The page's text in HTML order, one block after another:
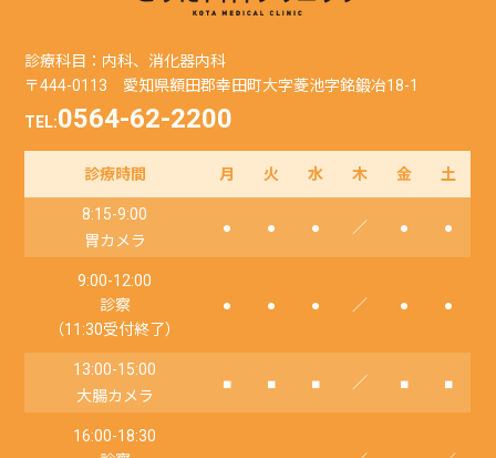
診療科目：内科、消化器内科
〒444-0113 愛知県額田郡幸田町大字菱池字銘鍛冶18-1
TEL:0564-62-2200
診療時間 月 火 水 木 金 土
8:15-9:00
胃カメラ
● ● ● ／ ● ●
9:00-12:00
診察
（11:30受付終了）
● ● ● ／ ● ●
13:00-15:00
大腸カメラ
■ ■ ■ ／ ■ ■
16:00-18:30